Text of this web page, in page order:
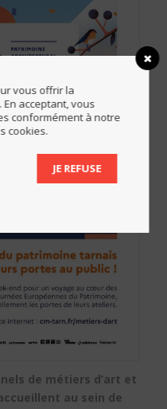
de métiers d’art et
au sein de
vous offrir la
acceptant, vous
conformément à notre
cookies.
JE REFUSE